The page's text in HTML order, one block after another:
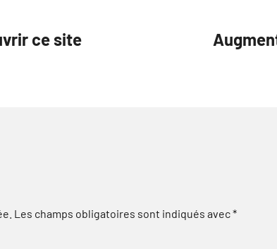
ce site
Les champs obligatoires sont indiqués avec*